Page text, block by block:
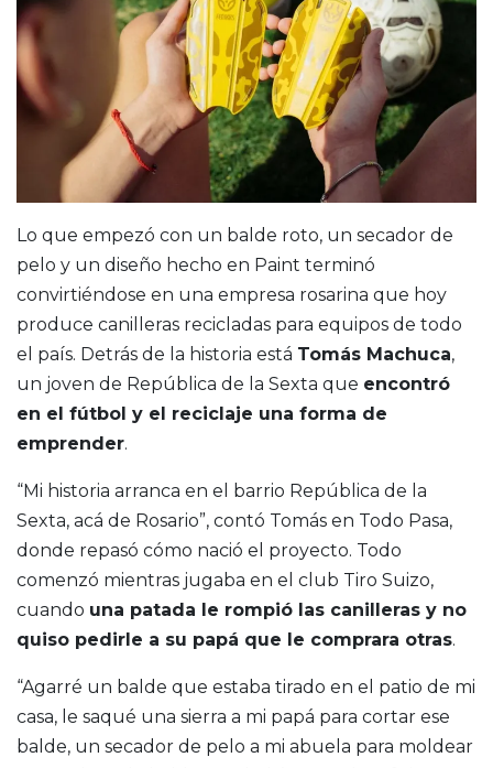
Lo que empezó con un balde roto, un secador de
pelo y un diseño hecho en Paint terminó
convirtiéndose en una empresa rosarina que hoy
produce canilleras recicladas para equipos de todo
el país. Detrás de la historia está Tomás Machuca,
un joven de República de la Sexta que encontró
en el fútbol y el reciclaje una forma de
emprender.
“Mi historia arranca en el barrio República de la
Sexta, acá de Rosario”, contó Tomás en Todo Pasa,
donde repasó cómo nació el proyecto. Todo
comenzó mientras jugaba en el club Tiro Suizo,
cuando una patada le rompió las canilleras y no
quiso pedirle a su papá que le comprara otras.
“Agarré un balde que estaba tirado en el patio de mi
casa, le saqué una sierra a mi papá para cortar ese
balde, un secador de pelo a mi abuela para moldear